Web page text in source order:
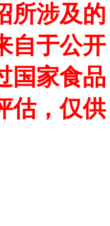
所涉及的
自于公开
国家食品
估，仅供